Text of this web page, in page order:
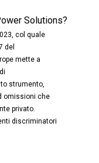
Solutions?
col quale
del
mette a
strumento,
omissioni che
privato.
discriminatori